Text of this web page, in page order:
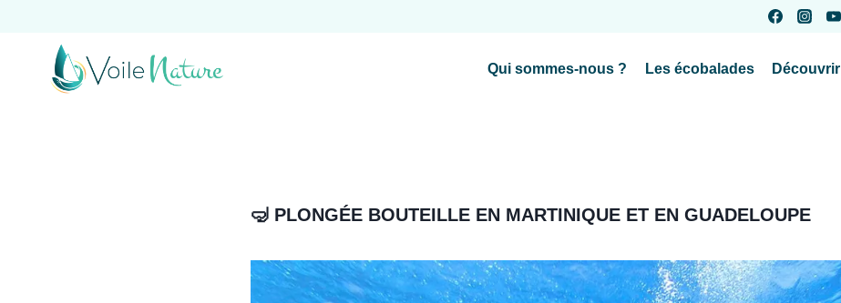
Qui sommes-nous ? Les écobalades Découvrir
🤿 PLONGÉE BOUTEILLE EN MARTINIQUE ET EN GUADELOUPE